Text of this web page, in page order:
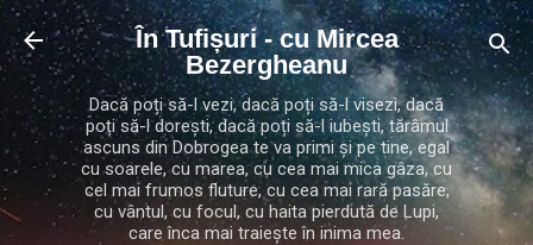
Treceți la conținutul principal
În Tufișuri - cu Mircea
Bezergheanu
Dacă poți să-l vezi, dacă poți să-l visezi, dacă
poți să-l dorești, dacă poți să-l iubești, tărâmul
ascuns din Dobrogea te va primi și pe tine, egal
cu soarele, cu marea, cu cea mai mica gâza, cu
cel mai frumos fluture, cu cea mai rară pasăre,
cu vântul, cu focul, cu haita pierdută de Lupi,
care înca mai traiește în inima mea.